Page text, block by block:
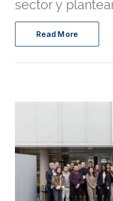
sector y
Read More